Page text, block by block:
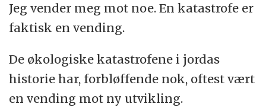
Jeg vender meg mot noe. En katastrofe er
faktisk en vending.
De økologiske katastrofene i jordas
historie har, forbløffende nok, oftest vært
en vending mot ny utvikling.